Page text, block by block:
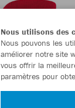
Nous utilisons des
Nous pouvons les
améliorer notre site
vous offrir la
paramètres pour